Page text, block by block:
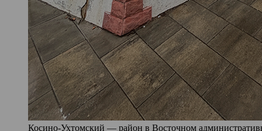
Косино-Ухтомский — район в Восточном